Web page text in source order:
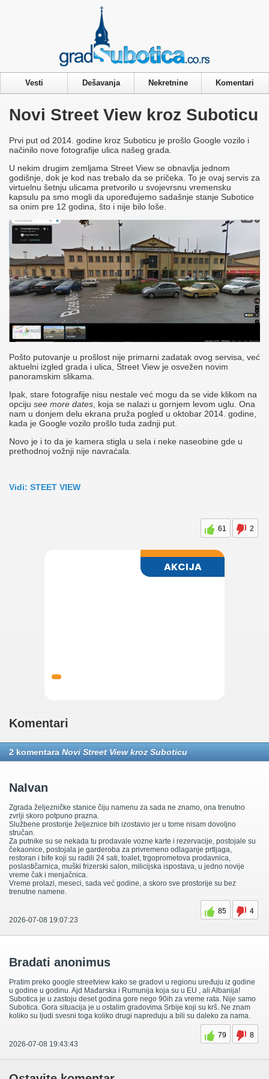
Vesti Dešavanja Nekretnine Komentari
Novi Street View kroz Suboticu
Prvi put od 2014. godine kroz Suboticu je prošlo Google vozilo i
načinilo nove fotografije ulica našeg grada.
U nekim drugim zemljama Street View se obnavlja jednom
godišnje, dok je kod nas trebalo da se pričeka. To je ovaj servis za
virtuelnu šetnju ulicama pretvorilo u svojevrsnu vremensku
kapsulu pa smo mogli da upoređujemo sadašnje stanje Subotice
sa onim pre 12 godina, što i nije bilo loše.
Pošto putovanje u prošlost nije primarni zadatak ovog servisa, već
aktuelni izgled grada i ulica, Street View je osvežen novim
panoramskim slikama.
Ipak, stare fotografije nisu nestale već mogu da se vide klikom na
opciju see more dates , koja se nalazi u gornjem levom uglu. Ona
nam u donjem delu ekrana pruža pogled u oktobar 2014. godine,
kada je Google vozilo prošlo tuda zadnji put.
Novo je i to da je kamera stigla u sela i neke naseobine gde u
prethodnoj vožnji nije navraćala.
Vidi: STEET VIEW
61 2
Komentari
2 komentara Novi Street View kroz Suboticu
NaIvan
Zgrada željezničke stanice čiju namenu za sada ne znamo, ona trenutno
zvrlji skoro potpuno prazna.
Službene prostorije željeznice bih izostavio jer u tome nisam dovoljno
stručan.
Za putnike su se nekada tu prodavale vozne karte i rezervacije, postojale su
čekaonice, postojala je garderoba za privremeno odlaganje prtljaga,
restoran i bife koji su radili 24 sati, toalet, trgoprometova prodavnica,
poslastičarnica, muški frizerski salon, milicijska ispostava, u jedno novije
vreme čak i menjačnica.
Vreme prolazi, meseci, sada već godine, a skoro sve prostorije su bez
trenutne namene.
85
4
2026-07-08 19:07:23
Bradati anonimus
Pratim preko google streetview kako se gradovi u regionu uređuju iz godine
u godine u godinu. Ajd Mađarska i Rumunija koja su u EU , ali Albanija!
Subotica je u zastoju deset godina gore nego 90ih za vreme rata. Nije samo
Subotica. Gora situacija je u ostalim gradovima Srbije koji su krš. Ne znam
koliko su ljudi svesni toga koliko drugi napreduju a bili su daleko za nama.
79
8
2026-07-08 19:43:43
Privacy & Cookies Policy